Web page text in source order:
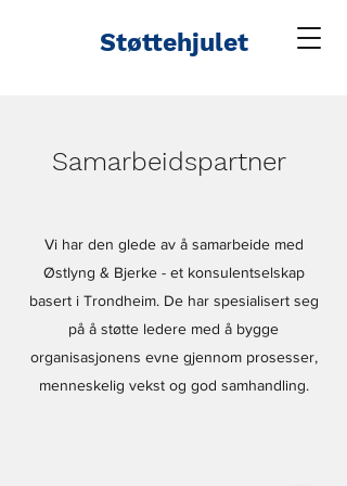
Støttehjulet
Samarbeidspartner
Vi har den glede av å samarbeide med
Østlyng & Bjerke - et konsulentselskap
basert i Trondheim. De har spesialisert seg
på å støtte ledere med å bygge
organisasjonens evne gjennom prosesser,
menneskelig vekst og god samhandling.